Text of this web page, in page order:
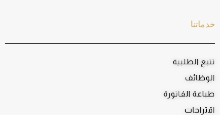
خدماتنا
تتبع الطلبية
الوظائف
طباعة الفاتورة
اقتراحات